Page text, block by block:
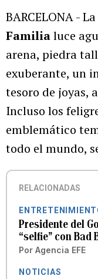
BARCELONA -
Familialuce
arena, piedra
exuberante, un
tesoro de joyas,
Incluso los
emblemático
todo el mundo,
RELACIONADAS
Presidente del
“selfie” con Bad
Por Agencia EFE
NOTICIAS